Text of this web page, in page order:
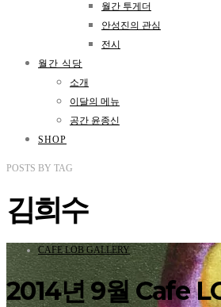
월간 투게더
안성진의 관심
전시
월간 식당
소개
이달의 메뉴
공간 윤종신
SHOP
POSTS BY TAG
김희수
CAFE LOB GALLERY
2014년 9월 Cafe